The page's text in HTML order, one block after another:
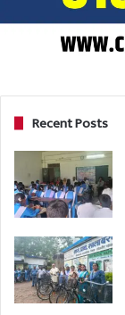
Recent Posts